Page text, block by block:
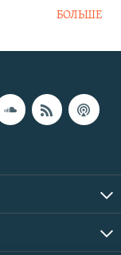
БОЛЬШЕ